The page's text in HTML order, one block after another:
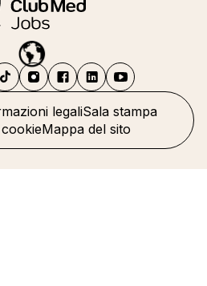
legaliSala stampa
Mappa del sito